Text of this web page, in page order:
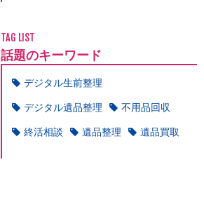
TAG LIST
話題のキーワード
デジタル生前整理
デジタル遺品整理
不用品回収
終活相談
遺品整理 遺品買取